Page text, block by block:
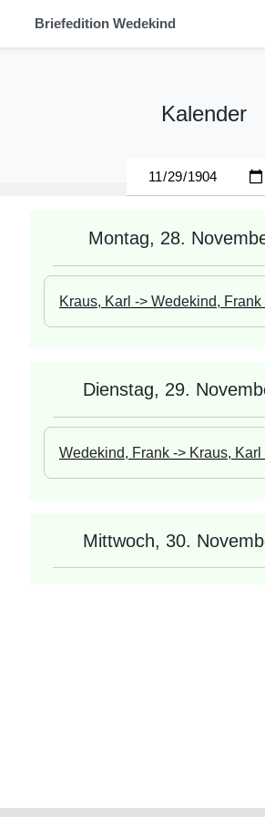
Briefedition Wedekind
Kalender
Montag, 28.
Kraus, Karl -> Wedekind, Frank
Dienstag, 29.
Wedekind, Frank -> Kraus, Karl
Mittwoch, 30.